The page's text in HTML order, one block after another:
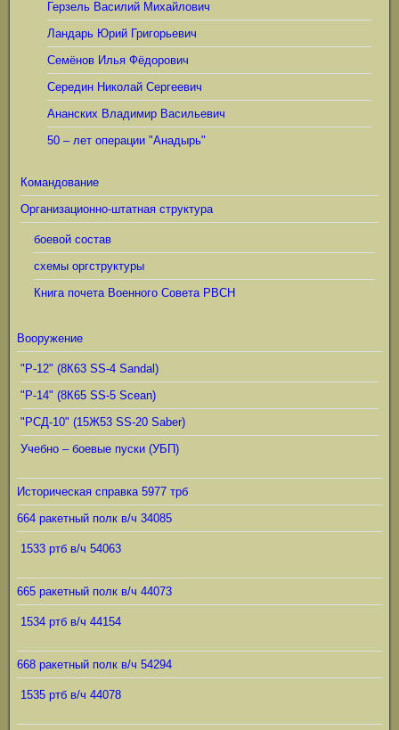
Герзель Василий Михайлович
Ландарь Юрий Григорьевич
Семёнов Илья Фёдорович
Середин Николай Сергеевич
Ананских Владимир Васильевич
50 – лет операции "Анадырь"
Командование
Организационно-штатная структура
боевой состав
схемы оргструктуры
Книга почета Военного Совета РВСН
Вооружение
"Р-12" (8К63 SS-4 Sandal)
"Р-14" (8К65 SS-5 Scean)
"РСД-10" (15Ж53 SS-20 Saber)
Учебно – боевые пуски (УБП)
Историческая справка 5977 трб
664 ракетный полк в/ч 34085
1533 ртб в/ч 54063
665 ракетный полк в/ч 44073
1534 ртб в/ч 44154
668 ракетный полк в/ч 54294
1535 ртб в/ч 44078